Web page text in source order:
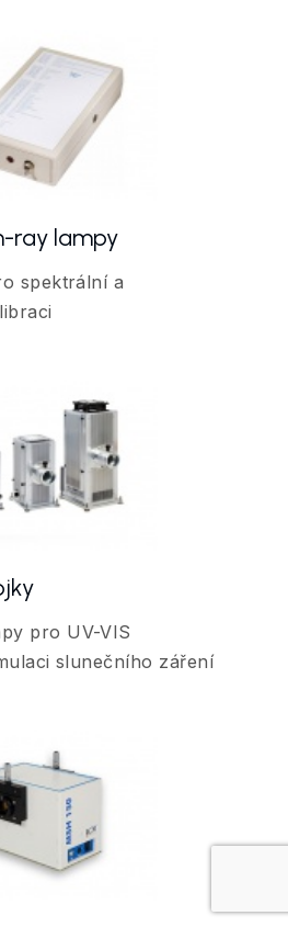
ray lampy
spektrální a
pro UV-VIS
slunečního záření